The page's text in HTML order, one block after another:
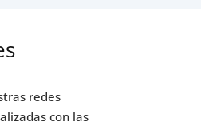
redes
con las